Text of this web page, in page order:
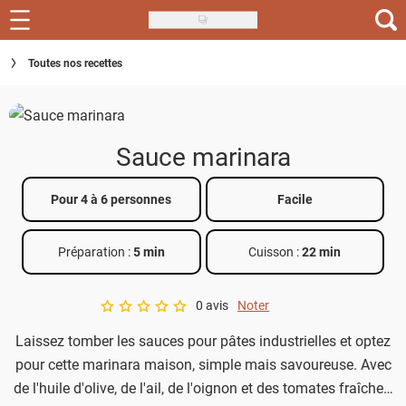
Skip
to
main
Recettes
Inspirations
Menu de la semaine
Actus
Téléchargez l'app Saveurs Recettes
Guide d'achat
Toutes nos recettes
Sauce marinara
Pour 4 à 6 personnes Facile
Préparation :5 min Cuisson :22 min
A star rating of 0 out of 5.
0 avis Noter
Laissez tomber les sauces pour pâtes industrielles et optez
pour cette marinara maison, simple mais savoureuse. Avec
de l'huile d'olive, de l'ail, de l'oignon et des tomates fraîches,